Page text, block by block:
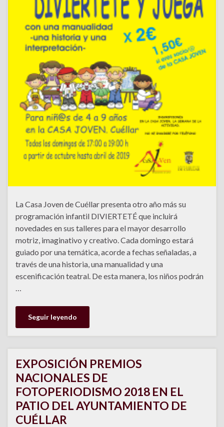
La Casa Joven de Cuéllar presenta otro año más su
programación infantil DIVIERTETÉ que incluirá
novedades en sus talleres para el mayor desarrollo
motriz, imaginativo y creativo. Cada domingo estará
guiado por una temática, acorde a fechas señaladas, a
través de una historia, una manualidad y una
escenificación teatral. De esta manera, los niños podrán
Seguir leyendo
EXPOSICIÓN PREMIOS
NACIONALES DE
FOTOPERIODISMO 2018 EN EL
PATIO DEL AYUNTAMIENTO DE
CUÉLLAR